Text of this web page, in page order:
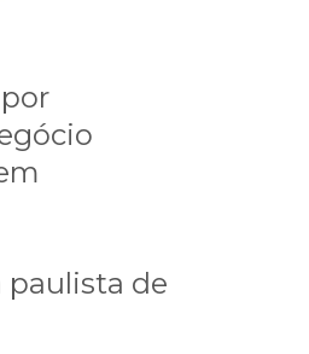
paulista de